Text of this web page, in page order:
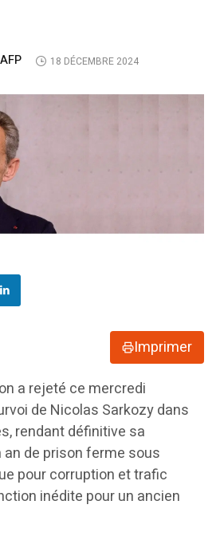
18 DÉCEMBRE 2024
Imprimer
a rejeté ce mercredi
de Nicolas Sarkozy dans
rendant définitive sa
de prison ferme sous
pour corruption et trafic
inédite pour un ancien